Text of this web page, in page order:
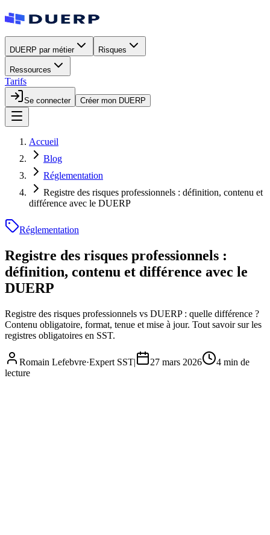
DUERP par métier Risques
Ressources
Tarifs
Se connecter Créer mon DUERP
Accueil
Blog
Réglementation
Registre des risques professionnels : définition, contenu et
différence avec le DUERP
Réglementation
Registre des risques professionnels :
définition, contenu et différence avec le
DUERP
Registre des risques professionnels vs DUERP : quelle différence ?
Contenu obligatoire, format, tenue et mise à jour. Tout savoir sur les
registres obligatoires en SST.
Romain Lefebvre·Expert SST| 27 mars 2026 4 min de
lecture